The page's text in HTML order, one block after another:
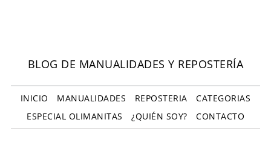
BLOG DE MANUALIDADES Y REPOSTERÍA
INICIO MANUALIDADES REPOSTERIA
CATEGORIAS
ESPECIAL OLIMANITAS
¿QUIÉN SOY? CONTACTO